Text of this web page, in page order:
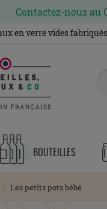
Contactez-nous au
en verre vides
BOUTEILLES
Les petits pots bébé